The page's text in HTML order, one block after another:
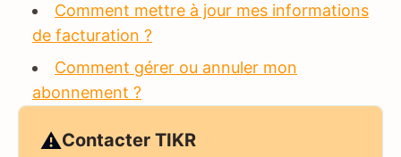
Comment mettre à jour mes informations
de facturation ?
Comment gérer ou annuler mon
abonnement ?
⚠️Contacter TIKR